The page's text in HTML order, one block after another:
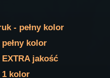
- pełny kolor
kolor
jakość
1 kolor